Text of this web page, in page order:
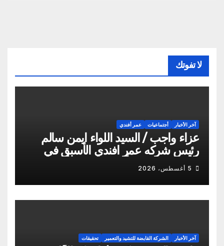
لا تفوتك
آخر الأخبار أجتماعيات عمر أفندي
عزاء واجب / السيد اللواء ايمن سالم
رئيس شركه عمر افندي الأسبق في
وفاه المغفور له أخو سيادته م أيمن
سالم
5 أغسطس، 2026
آخر الأخبار الشركة القابضة للتشيد والتعمير تحقيقات